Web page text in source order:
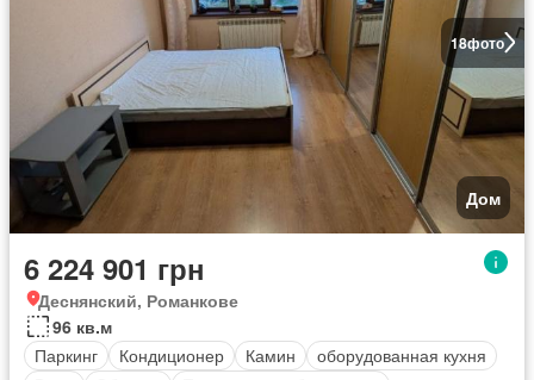
18фото
Дом
6 224 901 грн
Деснянский, Романкове
96 кв.м
Паркинг
Кондиционер Камин
оборудованная кухня